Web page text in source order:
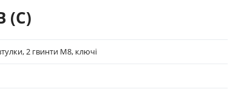
(C)
2 гвинти М8, ключі